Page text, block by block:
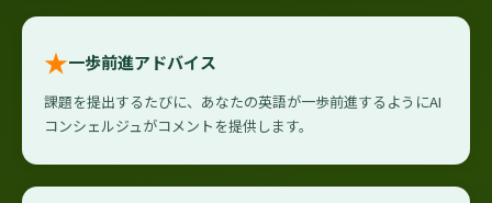
★一歩前進アドバイス
課題を提出するたびに、あなたの英語が一歩前進するようにAI
コンシェルジュがコメントを提供します。